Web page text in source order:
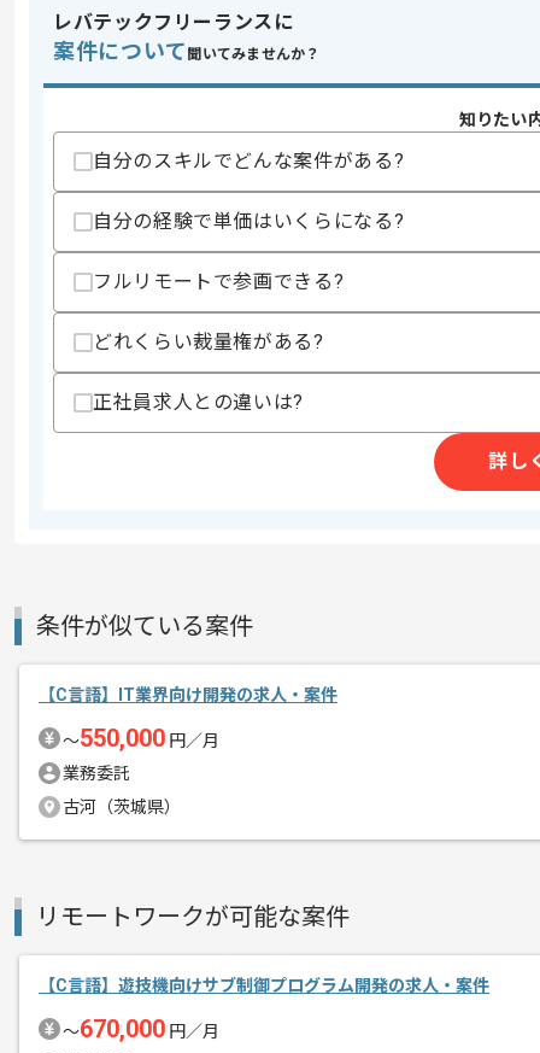
スキル
・C言語での設計試作の経験
・アセンブリ言語を用いた開発経験
・C#を用いた開発経験
・ルネサス系マイコンのファームウェ
上記に似た経験やスキルをお持ちであれば申
精算条件
精算基準時間
140時間〜180時間
支払いサイト
エージェントからのコ
メント
ヘルスメーターなどを扱う、国内大手
C言語での開発経験に加え、新商品開
レバテックフリーランスに
案件について 聞いてみませんか？
知りたい
自分のスキルでどんな案件がある?
自分の経験で単価はいくらになる?
フルリモートで参画できる?
どれくらい裁量権がある?
正社員求人との違いは?
詳し
条件が似ている案件
【C言語】IT業界向け開発の求人・案件
〜550,000 円／月
業務委託
古河（茨城県）
リモートワークが可能な案件
【C言語】遊技機向けサブ制御プログラム開発の求人・案件
〜670,000 円／月